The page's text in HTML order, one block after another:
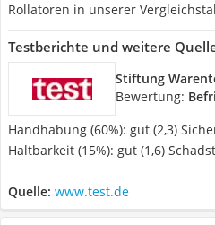
Rollatoren in unserer
Testberichte und weitere
Stiftung
Bewertung:
Handhabung (60%): gut (2,3)
Haltbarkeit (15%): gut (1,6)
Quelle: www.test.de